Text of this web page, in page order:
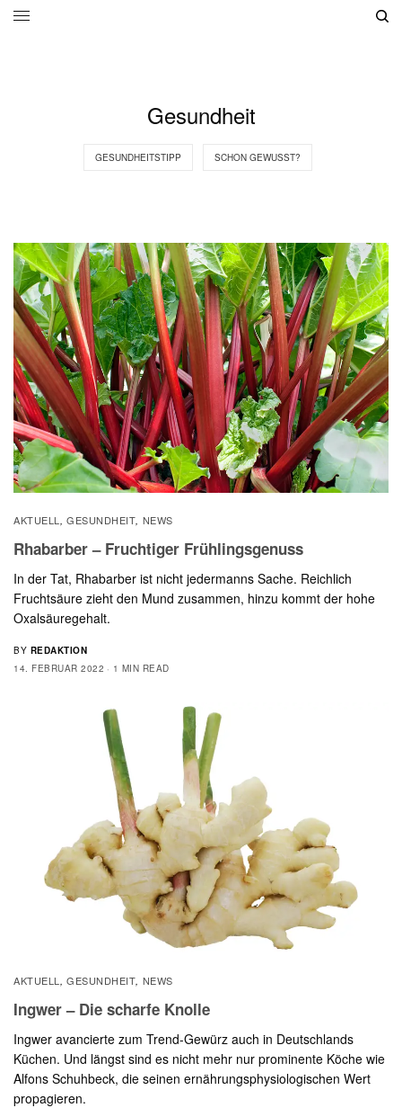
Gesundheit
GESUNDHEITSTIPP SCHON GEWUSST?
AKTUELL, GESUNDHEIT, NEWS
Rhabarber – Fruchtiger Frühlingsgenuss
In der Tat, Rhabarber ist nicht jedermanns Sache. Reichlich
Fruchtsäure zieht den Mund zusammen, hinzu kommt der hohe
Oxalsäuregehalt.
BY REDAKTION
14. FEBRUAR 2022
1 MIN READ
AKTUELL , GESUNDHEIT, NEWS
Ingwer – Die scharfe Knolle
Ingwer avancierte zum Trend-Gewürz auch in Deutschlands
Küchen. Und längst sind es nicht mehr nur prominente Köche wie
Alfons Schuhbeck, die seinen ernährungsphysiologischen Wert
propagieren.